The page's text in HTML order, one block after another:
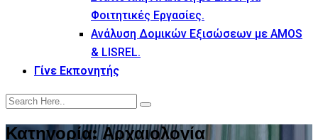
Φοιτητικές Εργασίες.
Ανάλυση Δομικών Εξισώσεων με AMOS
& LISREL.
Γίνε Εκπονητής
Κατηγορία:Αρχαιολογία